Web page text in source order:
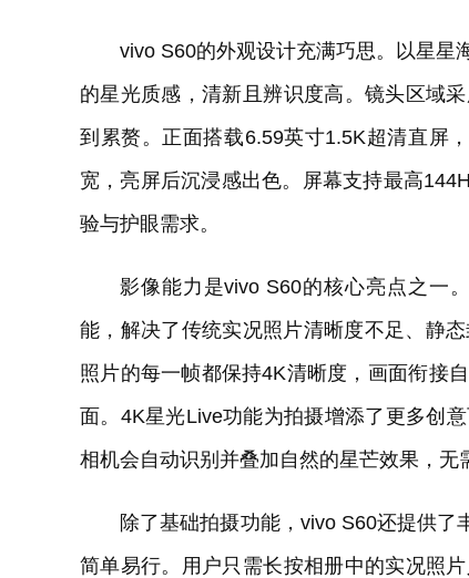
vivo S60的外观设计充满巧思。以星星
的星光质感，清新且辨识度高。镜头区域
到累赘。正面搭载6.59英寸1.5K超清直屏
宽，亮屏后沉浸感出色。屏幕支持最高
验与护眼需求。
影像能力是vivo S60的核心亮点之一
能，解决了传统实况照片清晰度不足、静
照片的每一帧都保持4K清晰度，画面衔接
面。4K星光Live功能为拍摄增添了更多创
相机会自动识别并叠加自然的星芒效果，无
除了基础拍摄功能，vivo S60还提供
简单易行。用户只需长按相册中的实况照